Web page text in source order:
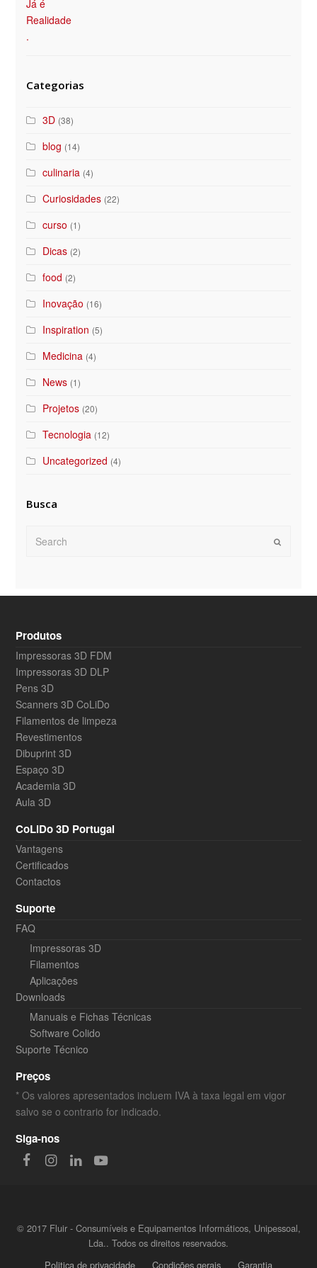
Categorias
3D (38)
blog (14)
culinaria (4)
Curiosidades (22)
curso (1)
Dicas (2)
food (2)
Inovação (16)
Inspiration (5)
Medicina (4)
News (1)
Projetos (20)
Tecnologia (12)
Uncategorized (4)
Busca
Submit
Produtos
Impressoras 3D FDM
Impressoras 3D DLP
Pens 3D
Scanners 3D CoLiDo
Filamentos de limpeza
Revestimentos
Dibuprint 3D
Espaço 3D
Academia 3D
Aula 3D
CoLiDo 3D Portugal
Vantagens
Certificados
Contactos
Suporte
FAQ
Impressoras 3D
Filamentos
Aplicações
Downloads
Manuais e Fichas Técnicas
Software Colido
Suporte Técnico
Preços
* Os valores apresentados incluem IVA à taxa legal em vigor
salvo se o contrario for indicado.
Siga-nos
FacebookInstagram
LinkedInYoutube
© 2017 Fluir - Consumíveis e Equipamentos Informáticos, Unipessoal,
Lda.. Todos os direitos reservados.
Politica de privacidade
Condições gerais Garantia